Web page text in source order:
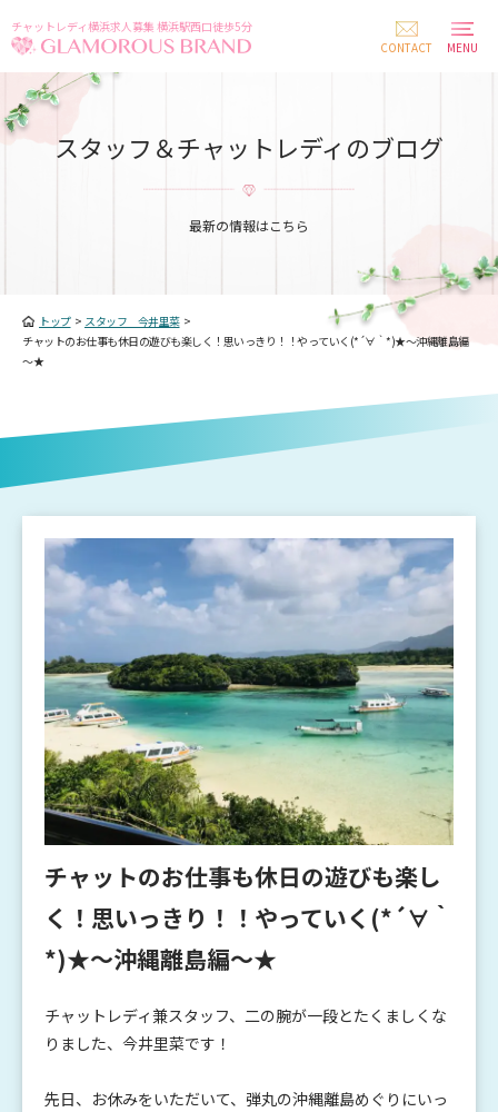
チャットレディ横浜求人募集 横浜駅西口徒歩5分
CONTACT
MENU
スタッフ＆チャットレディのブログ
最新の情報はこちら
トップ> スタッフ 今井里菜>
チャットのお仕事も休日の遊びも楽しく！思いっきり！！やっていく(*´∀｀*)★～沖縄離島編
～★
チャットのお仕事も休日の遊びも楽し
く！思いっきり！！やっていく(*´∀｀
*)★～沖縄離島編～★
チャットレディ兼スタッフ、二の腕が一段とたくましくな
りました、今井里菜です！
先日、お休みをいただいて、弾丸の沖縄離島めぐりにいっ